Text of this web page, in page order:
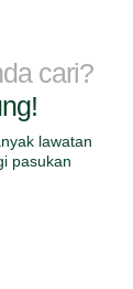
cari?
lawatan
pasukan